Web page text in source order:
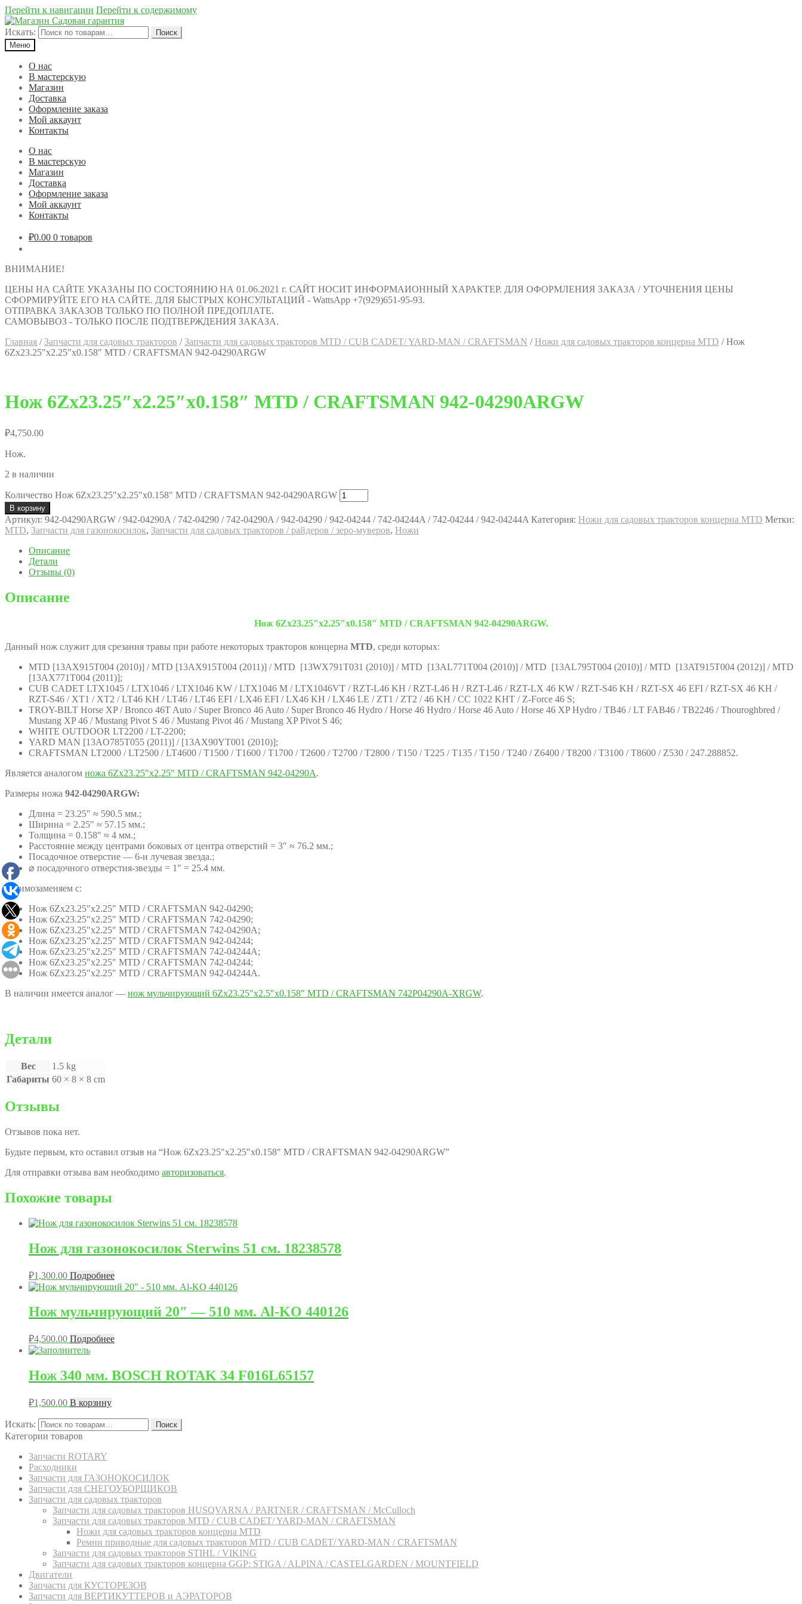
Перейти к навигации Перейти к содержимому
Искать:
Поиск
Меню
О нас
В мастерскую
Магазин
Доставка
Оформление заказа
Мой аккаунт
Контакты
О нас
В мастерскую
Магазин
Доставка
Оформление заказа
Мой аккаунт
Контакты
₽0.00 0 товаров
ВНИМАНИЕ!
ЦЕНЫ НА САЙТЕ УКАЗАНЫ ПО СОСТОЯНИЮ НА 01.06.2021 г. САЙТ НОСИТ ИНФОРМАИОННЫЙ ХАРАКТЕР. ДЛЯ ОФОРМЛЕНИЯ ЗАКАЗА / УТОЧНЕНИЯ ЦЕНЫ
СФОРМИРУЙТЕ ЕГО НА САЙТЕ. ДЛЯ БЫСТРЫХ КОНСУЛЬТАЦИЙ - WattsApp +7(929)651-95-93.
ОТПРАВКА ЗАКАЗОВ ТОЛЬКО ПО ПОЛНОЙ ПРЕДОПЛАТЕ.
САМОВЫВОЗ - ТОЛЬКО ПОСЛЕ ПОДТВЕРЖДЕНИЯ ЗАКАЗА.
Главная / Запчасти для садовых тракторов / Запчасти для садовых тракторов MTD / CUB CADET/ YARD-MAN / CRAFTSMAN / Ножи для садовых тракторов концерна MTD /Нож
6Zх23.25″x2.25″x0.158″ MTD / CRAFTSMAN 942-04290ARGW
Нож 6Zх23.25″x2.25″x0.158″ MTD / CRAFTSMAN 942-04290ARGW
₽4,750.00
Нож.
2 в наличии
Количество Нож 6Zх23.25"x2.25"x0.158" MTD / CRAFTSMAN 942-04290ARGW
В корзину
Артикул: 942-04290ARGW / 942-04290A / 742-04290 / 742-04290A / 942-04290 / 942-04244 / 742-04244A / 742-04244 / 942-04244A Категория: Ножи для садовых тракторов концерна MTD Метки:
MTD, Запчасти для газонокосилок, Запчасти для садовых тракторов / райдеров / зеро-муверов, Ножи
Описание
Детали
Отзывы (0)
Описание
Нож 6Zх23.25″x2.25″x0.158″ MTD / CRAFTSMAN 942-04290ARGW.
Данный нож служит для срезания травы при работе некоторых тракторов концерна MTD, среди которых:
MTD [13AX915T004 (2010)] / MTD [13AX915T004 (2011)] / MTD [13WX791T031 (2010)] / MTD [13AL771T004 (2010)] / MTD [13AL795T004 (2010)] / MTD [13AT915T004 (2012)] / MTD
[13AX771T004 (2011)];
CUB CADET LTX1045 / LTX1046 / LTX1046 KW / LTX1046 M / LTX1046VT / RZT-L46 KH / RZT-L46 H / RZT-L46 / RZT-LX 46 KW / RZT-S46 KH / RZT-SX 46 EFI / RZT-SX 46 KH /
RZT-S46 / XT1 / XT2 / LT46 KH / LT46 / LT46 EFI / LX46 EFI / LX46 KH / LX46 LE / ZT1 / ZT2 / 46 KH / CC 1022 KHT / Z-Force 46 S;
TROY-BILT Horse XP / Bronco 46T Auto / Super Bronco 46 Auto / Super Bronco 46 Hydro / Horse 46 Hydro / Horse 46 Auto / Horse 46 XP Hydro / TB46 / LT FAB46 / TB2246 / Thouroghbred /
Mustang XP 46 / Mustang Pivot S 46 / Mustang Pivot 46 / Mustang XP Pivot S 46;
WHITE OUTDOOR LT2200 / LT-2200;
YARD MAN [13AO785T055 (2011)] / [13AX90YT001 (2010)];
CRAFTSMAN LT2000 / LT2500 / LT4600 / T1500 / T1600 / T1700 / T2600 / T2700 / T2800 / T150 / T225 / T135 / T150 / T240 / Z6400 / T8200 / T3100 / T8600 / Z530 / 247.288852.
Является аналогом ножа 6Zх23.25″х2.25″ MTD / CRAFTSMAN 942-04290A.
Размеры ножа 942-04290ARGW:
Длина = 23.25″ ≈ 590.5 мм.;
Ширина = 2.25″ ≈ 57.15 мм.;
Толщина = 0.158″ ≈ 4 мм.;
Расстояние между центрами боковых от центра отверстий = 3″ ≈ 76.2 мм.;
Посадочное отверстие — 6-и лучевая звезда.;
⌀ посадочного отверстия-звезды = 1″ = 25.4 мм.
Взаимозаменяем с:
Нож 6Zх23.25″x2.25″ MTD / CRAFTSMAN 942-04290;
Нож 6Zх23.25″x2.25″ MTD / CRAFTSMAN 742-04290;
Нож 6Zх23.25″x2.25″ MTD / CRAFTSMAN 742-04290A;
Нож 6Zх23.25″x2.25″ MTD / CRAFTSMAN 942-04244;
Нож 6Zх23.25″x2.25″ MTD / CRAFTSMAN 742-04244A;
Нож 6Zх23.25″x2.25″ MTD / CRAFTSMAN 742-04244;
Нож 6Zх23.25″x2.25″ MTD / CRAFTSMAN 942-04244A.
В наличии имеется аналог — нож мульчирующий 6Zх23.25″х2.5″х0.158″ MTD / CRAFTSMAN 742P04290A-XRGW.
Детали
Вес
1.5 kg
Габариты 60 × 8 × 8 cm
Отзывы
Отзывов пока нет.
Будьте первым, кто оставил отзыв на “Нож 6Zх23.25″x2.25″x0.158″ MTD / CRAFTSMAN 942-04290ARGW”
Для отправки отзыва вам необходимо авторизоваться.
Похожие товары
Нож для газонокосилок Sterwins 51 см. 18238578
₽1,300.00 Подробнее
Нож мульчирующий 20″ — 510 мм. Al-KO 440126
₽4,500.00 Подробнее
Нож 340 мм. BOSCH ROTAK 34 F016L65157
₽1,500.00 В корзину
Искать: Поиск
Категории товаров
Запчасти ROTARY
Расходники
Запчасти для ГАЗОНОКОСИЛОК
Запчасти для СНЕГОУБОРЩИКОВ
Запчасти для садовых тракторов
Запчасти для садовых тракторов HUSQVARNA / PARTNER / CRAFTSMAN / McCulloch
Запчасти для садовых тракторов MTD / CUB CADET/ YARD-MAN / CRAFTSMAN
Ножи для садовых тракторов концерна MTD
Ремни приводные для садовых тракторов MTD / CUB CADET/ YARD-MAN / CRAFTSMAN
Запчасти для садовых тракторов STIHL / VIKING
Запчасти для садовых тракторов концерна GGP: STIGA / ALPINA / CASTELGARDEN / MOUNTFIELD
Двигатели
Запчасти для КУСТОРЕЗОВ
Запчасти для ВЕРТИКУТТЕРОВ и АЭРАТОРОВ